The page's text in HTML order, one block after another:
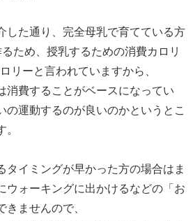
した通り、完全母乳で育てている方
ため、授乳するための消費カロリ
リーと言われていますから、
消費することがベースになってい
の運動するのが良いのかというとこ
タイミングが早かった方の場合はま
ウォーキングに出かけるなどの「お
ませんので、